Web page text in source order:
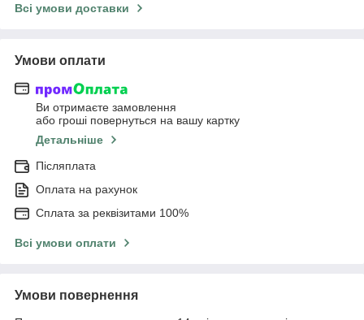
Всі умови доставки
Умови оплати
Ви отримаєте замовлення
або гроші повернуться на вашу картку
Детальніше
Післяплата
Оплата на рахунок
Сплата за реквізитами 100%
Всі умови оплати
Умови повернення